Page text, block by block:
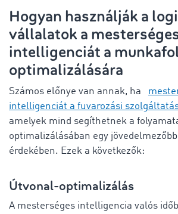
Hogyan használják a
vállalatok a
intelligenciát a
optimalizálására
Számos előnye van annak, ha
intelligenciát a fuvarozási
amelyek mind segíthetnek a
optimalizálásában egy
érdekében. Ezek a következők:
Útvonal-optimalizálás
A mesterséges intelligencia valós